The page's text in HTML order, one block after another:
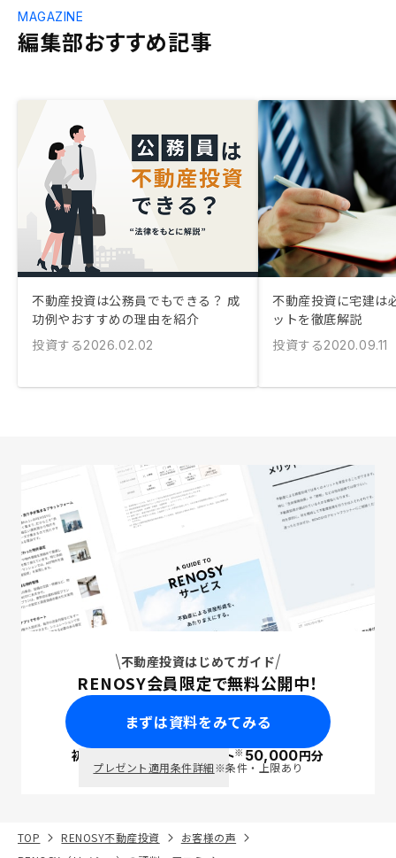
編集部おすすめ記事
MAGAZINE
不動産投資は公務員でもできる？ 成
功例やおすすめの理由を紹介
投資する2026.02.02
不動産投資に宅建は
ットを徹底解説
投資する2020.09.11
不動産投資はじめてガイド
RENOSY会員限定で無料公開中！
まずは資料をみてみる
初回面談で ポイント※50,000円分
プレゼント適用条件詳細※条件・上限あり
TOP RENOSY不動産投資
お客様の声